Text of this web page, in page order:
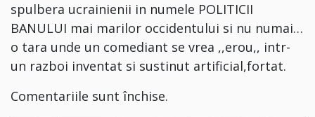
spulbera ucrainienii in numele POLITICII
BANULUI mai marilor occidentului si nu numai…
o tara unde un comediant se vrea ,,erou,, intr-
un razboi inventat si sustinut artificial,fortat.
Comentariile sunt închise.